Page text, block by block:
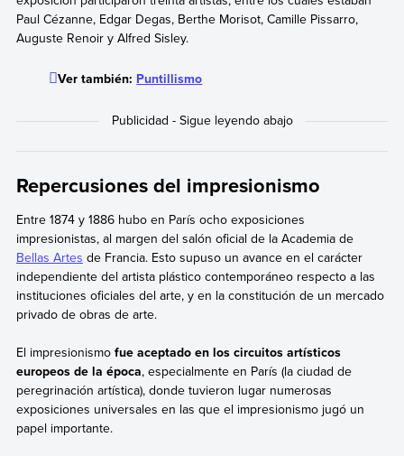
Paul Cézanne, Edgar Degas, Berthe Morisot, Camille Pissarro,
Auguste Renoir y Alfred Sisley.
Ver también: Puntillismo
Repercusiones del impresionismo
Entre 1874 y 1886 hubo en París ocho exposiciones
impresionistas, al margen del salón oficial de la Academia de
Bellas Artes de Francia. Esto supuso un avance en el carácter
independiente del artista plástico contemporáneo respecto a las
instituciones oficiales del arte, y en la constitución de un mercado
privado de obras de arte.
El impresionismo fue aceptado en los circuitos artísticos
europeos de la época, especialmente en París (la ciudad de
peregrinación artística), donde tuvieron lugar numerosas
exposiciones universales en las que el impresionismo jugó un
papel importante.